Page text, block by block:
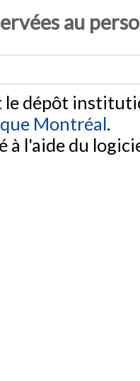
au
le dépôt
Montréal.
à l'aide du